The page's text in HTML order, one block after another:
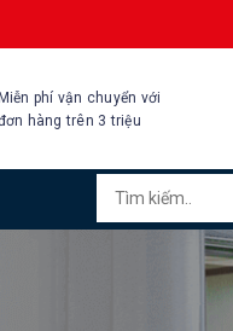
Miễn phí vận chuyển với
hàng trên 3 triệu